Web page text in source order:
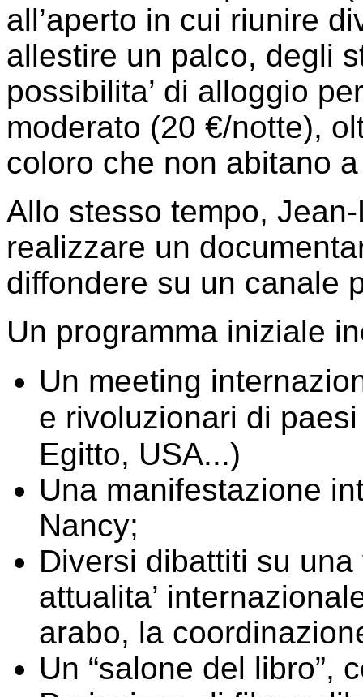
all’aperto in cui riunire
allestire un palco, degli
possibilita’ di alloggio
moderato (20 €/notte),
coloro che non abitano
Allo stesso tempo,
realizzare un
diffondere su un canale
Un programma iniziale
Un meeting
e rivoluzionari di
Egitto, USA...)
Una manifestazione
Nancy;
Diversi dibattiti su una
attualita’
arabo, la
Un “salone del libro”,